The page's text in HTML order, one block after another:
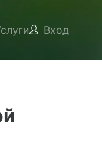
Вход